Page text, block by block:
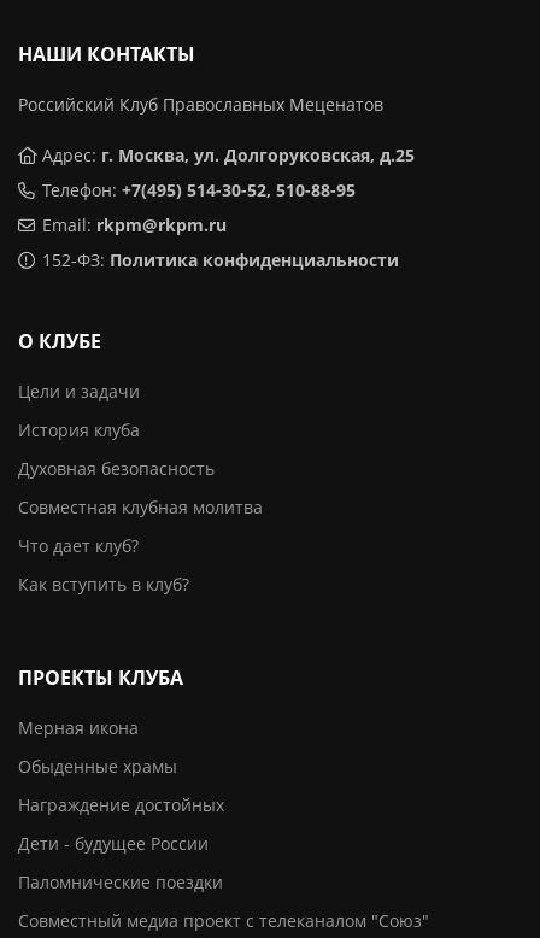
НАШИ КОНТАКТЫ
Российский Клуб Православных Меценатов
Адрес: г. Москва, ул. Долгоруковская, д.25
Телефон: +7(495) 514-30-52, 510-88-95
Email: rkpm@rkpm.ru
152-ФЗ: Политика конфиденциальности
О КЛУБЕ
Цели и задачи
История клуба
Духовная безопасность
Совместная клубная молитва
Что дает клуб?
Как вступить в клуб?
ПРОЕКТЫ КЛУБА
Мерная икона
Обыденные храмы
Награждение достойных
Дети - будущее России
Паломнические поездки
Совместный медиа проект с телеканалом "Союз"